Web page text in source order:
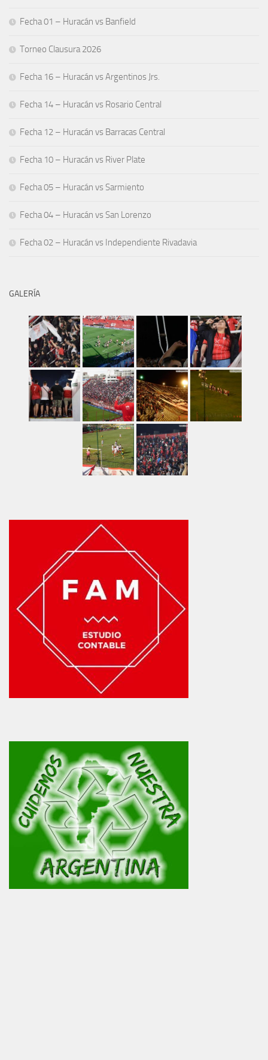
Fecha 01 – Huracán vs Banfield
Torneo Clausura 2026
Fecha 16 – Huracán vs Argentinos Jrs.
Fecha 14 – Huracán vs Rosario Central
Fecha 12 – Huracán vs Barracas Central
Fecha 10 – Huracán vs River Plate
Fecha 05 – Huracán vs Sarmiento
Fecha 04 – Huracán vs San Lorenzo
Fecha 02 – Huracán vs Independiente Rivadavia
GALERÍA